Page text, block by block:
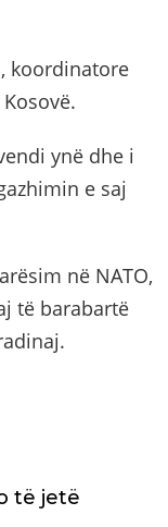
koordinatore
ynë dhe i
e saj
në NATO,
të barabartë
të jetë